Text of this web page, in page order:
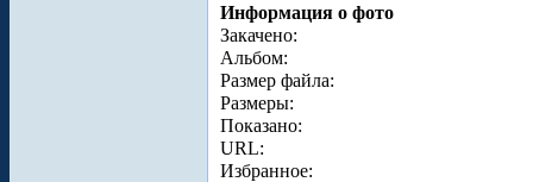
Информация о фото
Закачено:
Альбом:
Размер файла:
Размеры:
Показано:
URL:
Избранное: